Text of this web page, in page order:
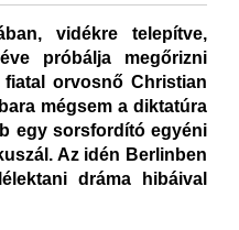
vidékre telepítve,
próbálja megőrizni
orvosnő Christian
mégsem a diktatúra
egy sorsfordító egyéni
Az idén Berlinben
dráma hibáival